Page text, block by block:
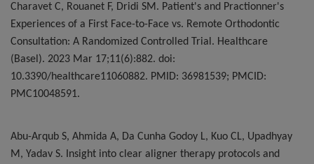
Charavet C, Rouanet F, Dridi SM. Patient's and Practionner's
Experiences of a First Face-to-Face vs. Remote Orthodontic
Consultation: A Randomized Controlled Trial. Healthcare
(Basel). 2023 Mar 17;11(6):882. doi:
10.3390/healthcare11060882. PMID: 36981539; PMCID:
PMC10048591.
Abu-Arqub S, Ahmida A, Da Cunha Godoy L, Kuo CL, Upadhyay
M, Yadav S. Insight into clear aligner therapy protocols and